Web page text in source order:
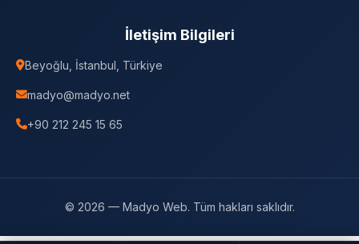
İletişim Bilgileri
Beyoğlu, İstanbul, Türkiye
madyo@madyo.net
+90 212 245 15 65
© 2026 — Madyo Web. Tüm hakları saklıdır.